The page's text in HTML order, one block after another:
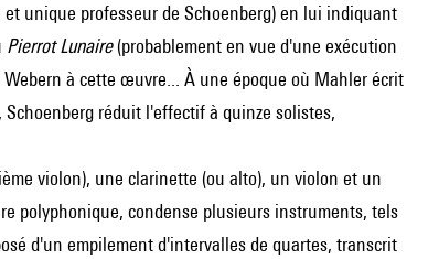
et unique professeur de Schoenberg) en lui indiquant
Pierrot Lunaire(probablement en vue d'une exécution
Webern à cette œuvre... À une époque où Mahlerécrit
réduit l'effectif à quinze solistes,
violon), une clarinette (ou alto), un violon et un
polyphonique, condense plusieurs instruments, tels
d'un empilement d'intervalles de quartes, transcrit